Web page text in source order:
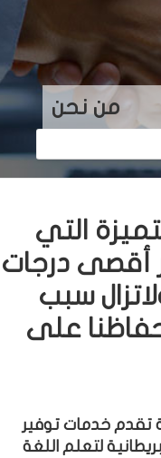
من نحن
التي
أقصى درجات
سبب
على
خدمات توفير
لتعلم اللغة